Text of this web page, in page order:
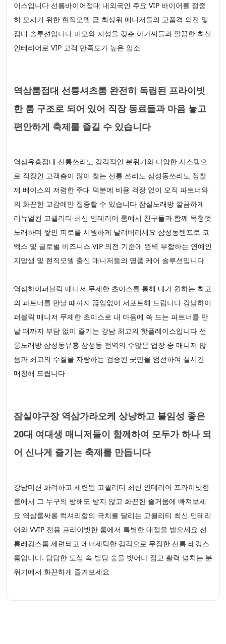
이스입니다 선릉바이어접대 내외국인 주요 VIP 바이어를 정중
히 모시기 위한 현직모델 급 최상위 매니저들의 고품격 의전 및
접대 솔루션입니다 미모와 지성을 갖춘 아가씨들과 깔끔한 최신
인테리어로 VIP 고객 만족도가 높은 업소
역삼룸접대 선릉셔츠룸 완전히 독립된 프라이빗
한 룸 구조로 되어 있어 직장 동료들과 마음 놓고
편안하게 축제를 즐길 수 있습니다
역삼유흥접대 선릉쓰리노 감각적인 분위기와 다양한 시스템으
로 직장인 고객층이 많이 찾는 선릉 쓰리노 삼성동쓰리노 정찰
제 베이스의 저렴한 주대 덕분에 비용 걱정 없이 오직 파트너와
의 화끈한 교감에만 집중할 수 있습니다 잠실노래방 깔끔하게
리뉴얼된 고퀄리티 최신 인테리어 룸에서 친구들과 함께 목청껏
노래하며 쌓인 피로를 시원하게 날려버리세요 삼성동텐프로 코
엑스 및 글로벌 비즈니스 VIP 의전 기준에 완벽 부합하는 연예인
지망생 및 현직모델 출신 매니저들의 명품 케어 솔루션입니다
역삼하이퍼블릭 매니저 무제한 초이스를 통해 내가 원하는 최고
의 파트너를 만날 때까지 끊임없이 서포트해 드립니다 강남하이
퍼블릭 매니저 무제한 초이스로 내 마음에 쏙 드는 파트너를 만
날 때까지 부담 없이 즐기는 강남 최고의 핫플레이스입니다 선
릉노래방 삼성동유흥 삼성동 전역의 수많은 업장 중 매니저 많
음과 최고의 수질을 자랑하는 검증된 곳만을 엄선하여 실시간
매칭해 드립니다
잠실야구장 역삼가라오케 상냥하고 붙임성 좋은
20대 여대생 매니저들이 함께하여 모두가 하나 되
어 신나게 즐기는 축제를 만듭니다
강남미션 화려하고 세련된 고퀄리티 최신 인테리어 프라이빗한
룸에서 그 누구의 방해도 받지 않고 화끈한 즐거움에 빠져보세
요 역삼룸싸롱 럭셔리함의 극치를 달리는 고퀄리티 최신 인테리
어와 VVIP 전용 프라이빗한 룸에서 특별한 대접을 받으세요 선
릉레깅스룸 세련되고 에너제틱한 감각으로 무장한 선릉 레깅스
룸입니다. 답답한 도심 속 빌딩 숲을 벗어나 젊고 활력 넘치는 분
위기에서 화끈하게 즐겨보세요